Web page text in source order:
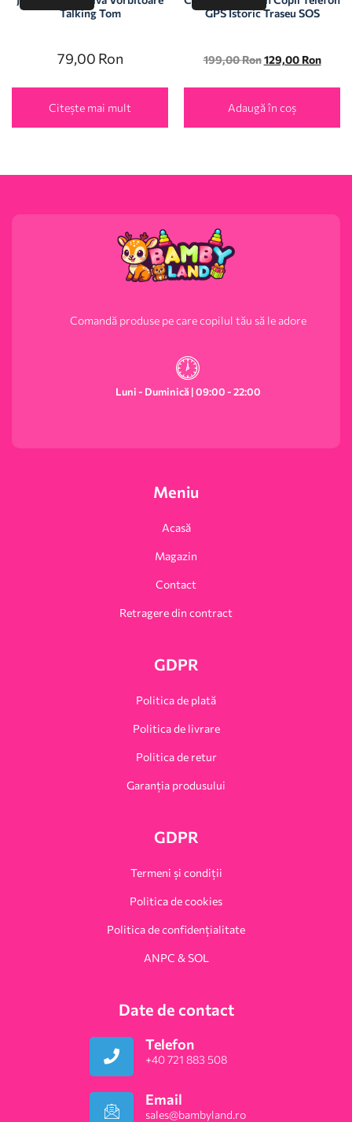
Talking Tom
79,00 Ron
Citește mai mult
GPS Istoric Traseu SOS
199,00Ron 129,00 Ron
Adaugă în coș
Comandă produse pe care copilul tău să le adore
Luni - Duminică | 09:00 - 22:00
Meniu
Acasă
Magazin
Contact
Retragere din contract
GDPR
Politica de plată
Politica de livrare
Politica de retur
Garanția produsului
GDPR
Termeni și condiții
Politica de cookies
Politica de confidențialitate
ANPC & SOL
Date de contact
Telefon
+40 721 883 508
Email
sales@bambyland.ro​